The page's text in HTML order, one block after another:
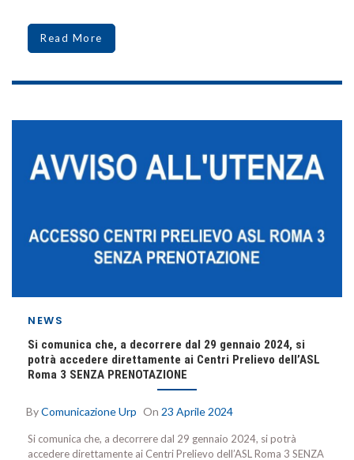
Read More
NEWS
Si comunica che, a decorrere dal 29 gennaio 2024, si
potrà accedere direttamente ai Centri Prelievo dell’ASL
Roma 3 SENZA PRENOTAZIONE
ByComunicazione Urp On 23 Aprile 2024
Si comunica che, a decorrere dal 29 gennaio 2024, si potrà
accedere direttamente ai Centri Prelievo dell’ASL Roma 3 SENZA